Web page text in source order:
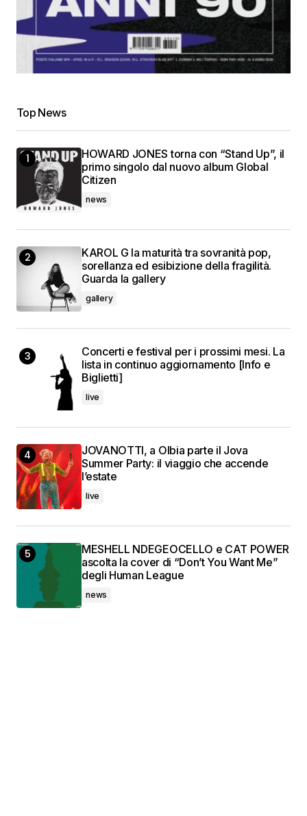
Top News
HOWARD JONES torna con “Stand Up”, il
primo singolo dal nuovo album Global
Citizen
news
KAROL G la maturità tra sovranità pop,
sorellanza ed esibizione della fragilità.
Guarda la gallery
gallery
Concerti e festival per i prossimi mesi. La
lista in continuo aggiornamento [Info e
Biglietti]
live
JOVANOTTI, a Olbia parte il Jova
Summer Party: il viaggio che accende
l’estate
live
MESHELL NDEGEOCELLO e CAT POWER
ascolta la cover di “Don’t You Want Me”
degli Human League
news